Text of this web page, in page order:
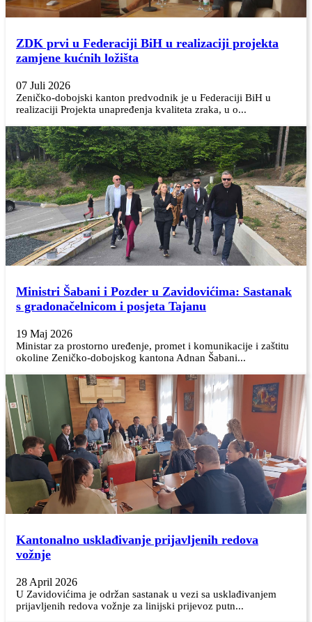
ZDK prvi u Federaciji BiH u realizaciji projekta
zamjene kućnih ložišta
07 Juli 2026
Zeničko-dobojski kanton predvodnik je u Federaciji BiH u
realizaciji Projekta unapređenja kvaliteta zraka, u o...
Ministri Šabani i Pozder u Zavidovićima: Sastanak
s gradonačelnicom i posjeta Tajanu
19 Maj 2026
Ministar za prostorno uređenje, promet i komunikacije i zaštitu
okoline Zeničko-dobojskog kantona Adnan Šabani...
Kantonalno usklađivanje prijavljenih redova
vožnje
28 April 2026
U Zavidovićima je održan sastanak u vezi sa usklađivanjem
prijavljenih redova vožnje za linijski prijevoz putn...